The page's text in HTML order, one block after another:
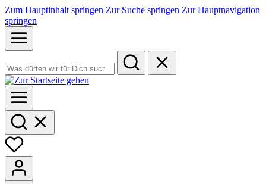
Zum Hauptinhalt springen Zur Suche springen Zur Hauptnavigation
springen